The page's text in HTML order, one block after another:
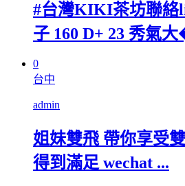
#台灣KIKI茶坊聯絡
子 160 D+ 23 秀氣
0
台中
admin
姐妹雙飛 帶你享受
得到滿足 wechat ...